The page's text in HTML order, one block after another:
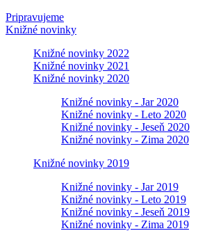
Pripravujeme
Knižné novinky
Knižné novinky 2022
Knižné novinky 2021
Knižné novinky 2020
Knižné novinky - Jar 2020
Knižné novinky - Leto 2020
Knižné novinky - Jeseň 2020
Knižné novinky - Zima 2020
Knižné novinky 2019
Knižné novinky - Jar 2019
Knižné novinky - Leto 2019
Knižné novinky - Jeseň 2019
Knižné novinky - Zima 2019